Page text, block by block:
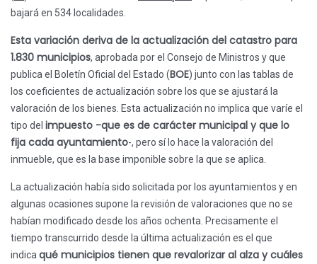
bajará en 534 localidades.
Esta variación deriva de la actualización del catastro para
1.830 municipios, aprobada por el Consejo de Ministros y que
publica el Boletín Oficial del Estado (BOE) junto con las tablas de
los coeficientes de actualización sobre los que se ajustará la
valoración de los bienes. Esta actualización no implica que varíe el
tipo del impuesto -que es de carácter municipal y que lo
fija cada ayuntamiento-, pero sí lo hace la valoración del
inmueble, que es la base imponible sobre la que se aplica.
La actualización había sido solicitada por los ayuntamientos y en
algunas ocasiones supone la revisión de valoraciones que no se
habían modificado desde los años ochenta. Precisamente el
tiempo transcurrido desde la última actualización es el que
indica qué municipios tienen que revalorizar al alza y cuáles